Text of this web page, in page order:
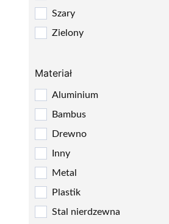
Szary
Zielony
Materiał
Aluminium
Bambus
Drewno
Inny
Metal
Plastik
Stal nierdzewna